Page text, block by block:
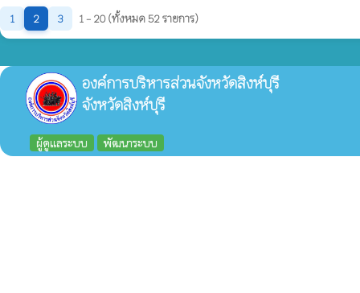
1 2 3 1 - 20 (ทั้งหมด 52 รายการ)
องค์การบริหารส่วนจังหวัดสิงห์บุรี
จังหวัดสิงห์บุรี
ผู้ดูแลระบบ พัฒนาระบบ